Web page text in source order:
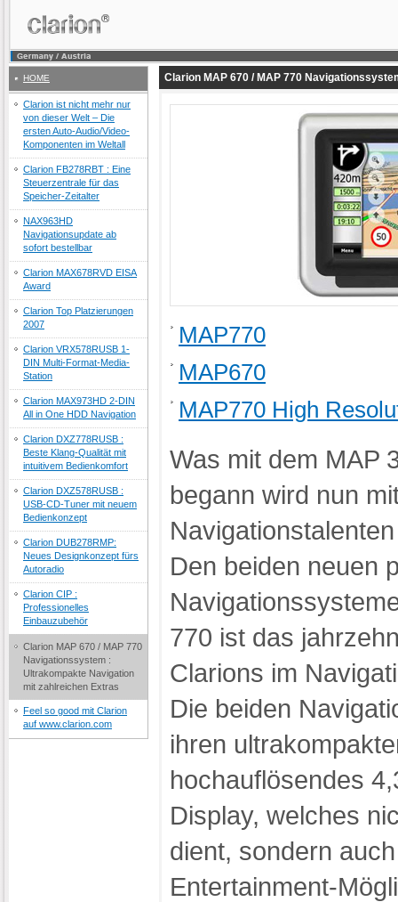
HOME
Clarion ist nicht mehr nur
von dieser Welt – Die
ersten Auto-Audio/Video-
Komponenten im Weltall
Clarion FB278RBT : Eine
Steuerzentrale für das
Speicher-Zeitalter
NAX963HD
Navigationsupdate ab
sofort bestellbar
Clarion MAX678RVD EISA
Award
Clarion Top Platzierungen
2007
Clarion VRX578RUSB 1-
DIN Multi-Format-Media-
Station
Clarion MAX973HD 2-DIN
All in One HDD Navigation
Clarion DXZ778RUSB :
Beste Klang-Qualität mit
intuitivem Bedienkomfort
Clarion DXZ578RUSB :
USB-CD-Tuner mit neuem
Bedienkonzept
Clarion DUB278RMP:
Neues Designkonzept fürs
Autoradio
Clarion CIP :
Professionelles
Einbauzubehör
Clarion MAP 670 / MAP 770
Navigationssystem :
Ultrakompakte Navigation
mit zahlreichen Extras
Feel so good mit Clarion
auf www.clarion.com
Clarion MAP 670 / MAP 770
MAP770
MAP670
MAP770 High
Was mit dem MAP
begann wird nun
Den beiden neuen
770 ist das
Clarions im
Die beiden
ihren
hochauflösendes
Display, welches
dient, sondern
Entertainment-